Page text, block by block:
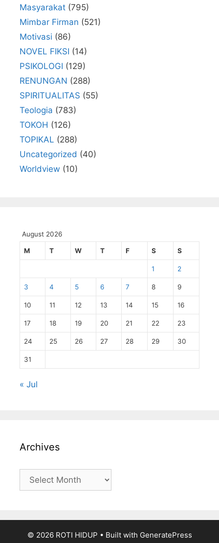
Masyarakat (795)
Mimbar Firman (521)
Motivasi (86)
NOVEL FIKSI (14)
PSIKOLOGI (129)
RENUNGAN (288)
SPIRITUALITAS (55)
Teologia (783)
TOKOH (126)
TOPIKAL (288)
Uncategorized (40)
Worldview (10)
August 2026
M T W T F S S
1 2
3 4 5 6 7 8 9
10 11 12 13 14 15 16
17 18 19 20 21 22 23
24 25 26 27 28 29 30
31
« Jul
Archives
Archives
© 2026 ROTI HIDUP • Built with GeneratePress